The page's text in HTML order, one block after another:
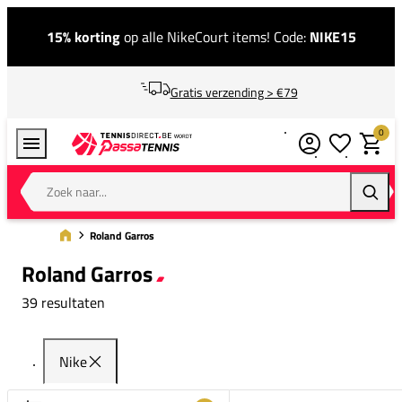
15% kortingop alle NikeCourt items! Code: NIKE15
Gratis verzending > €79
Zoek naar...
0
Roland Garros
Roland Garros
39 resultaten
Nike